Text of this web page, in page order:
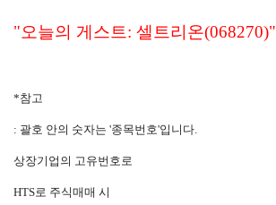
"오늘의 게스트: 셀트리온(068270)"
*참고
: 괄호 안의 숫자는 '종목번호'입니다.
상장기업의 고유번호로
HTS로 주식매매 시